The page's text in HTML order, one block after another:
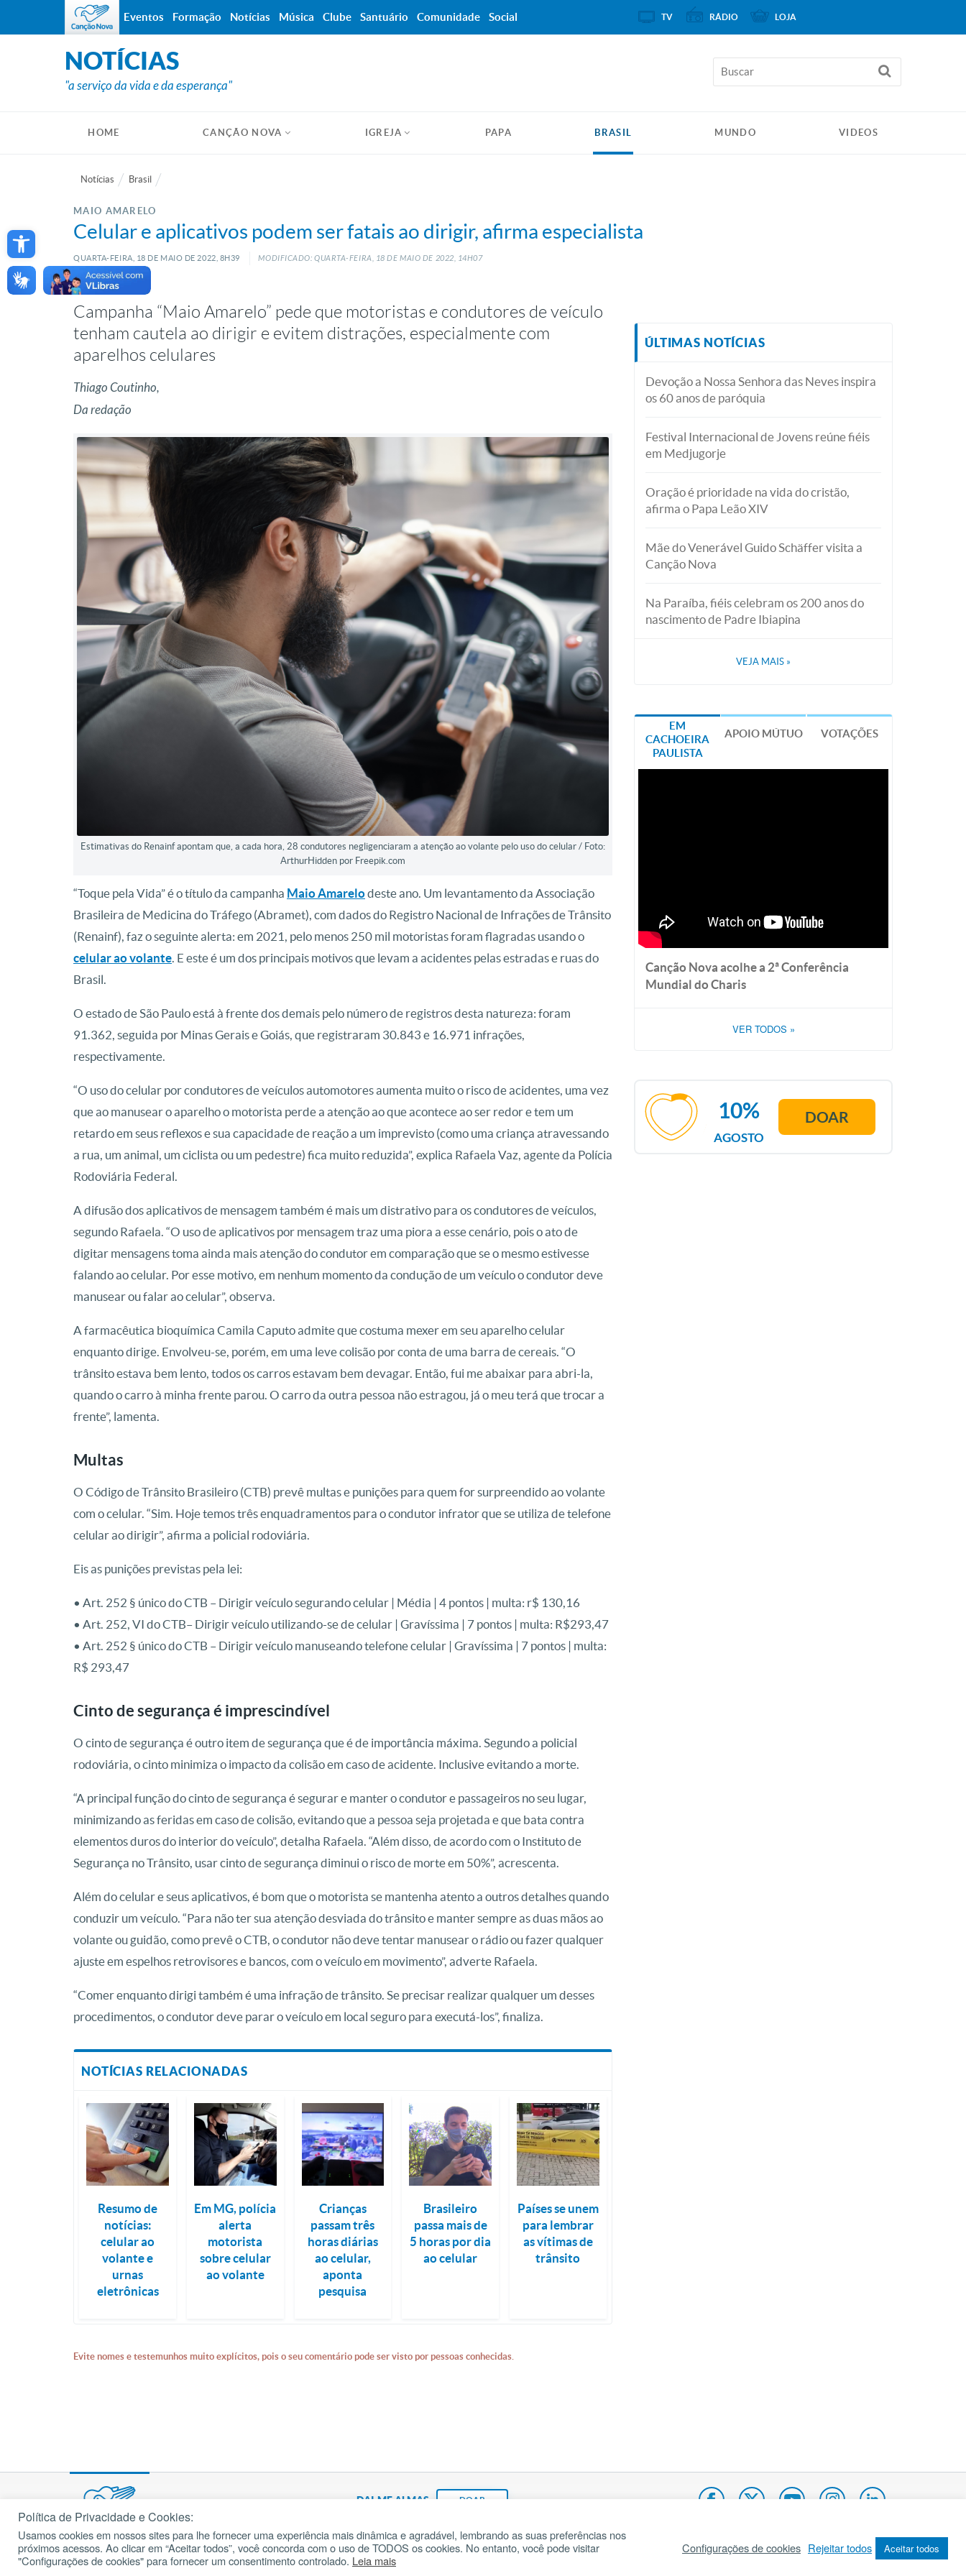
Open toolbar
NOTÍCIAS
"a serviço da vida e da esperança"
HOME CANÇÃO NOVA IGREJA PAPA BRASIL MUNDO VIDEOS
Notícias Brasil
MAIO AMARELO
Celular e aplicativos podem ser fatais ao dirigir, afirma especialista
QUARTA-FEIRA, 18 DE MAIO DE 2022, 8H39 MODIFICADO: QUARTA-FEIRA, 18 DEMAIO DE 2022, 14H07
Campanha “Maio Amarelo” pede que motoristas e condutores de veículo
tenham cautela ao dirigir e evitem distrações, especialmente com
aparelhos celulares
Thiago Coutinho,
Da redação
Estimativas do Renainf apontam que, a cada hora, 28 condutores negligenciaram a atenção ao volante pelo uso do celular / Foto:
ArthurHidden por Freepik.com
“Toque pela Vida” é o título da campanha Maio Amarelodeste ano. Um levantamento da Associação
Brasileira de Medicina do Tráfego (Abramet), com dados do Registro Nacional de Infrações de Trânsito
(Renainf), faz o seguinte alerta: em 2021, pelo menos 250 mil motoristas foram flagradas usando o
celular ao volante. E este é um dos principais motivos que levam a acidentes pelas estradas e ruas do
Brasil.
O estado de São Paulo está à frente dos demais pelo número de registros desta natureza: foram
91.362, seguida por Minas Gerais e Goiás, que registraram 30.843 e 16.971 infrações,
respectivamente.
“O uso do celular por condutores de veículos automotores aumenta muito o risco de acidentes, uma vez
que ao manusear o aparelho o motorista perde a atenção ao que acontece ao ser redor e tem um
retardo em seus reflexos e sua capacidade de reação a um imprevisto (como uma criança atravessando
a rua, um animal, um ciclista ou um pedestre) fica muito reduzida”, explica Rafaela Vaz, agente da Polícia
Rodoviária Federal.
A difusão dos aplicativos de mensagem também é mais um distrativo para os condutores de veículos,
segundo Rafaela. “O uso de aplicativos por mensagem traz uma piora a esse cenário, pois o ato de
digitar mensagens toma ainda mais atenção do condutor em comparação que se o mesmo estivesse
falando ao celular. Por esse motivo, em nenhum momento da condução de um veículo o condutor deve
manusear ou falar ao celular”, observa.
A farmacêutica bioquímica Camila Caputo admite que costuma mexer em seu aparelho celular
enquanto dirige. Envolveu-se, porém, em uma leve colisão por conta de uma barra de cereais. “O
trânsito estava bem lento, todos os carros estavam bem devagar. Então, fui me abaixar para abri-la,
quando o carro à minha frente parou. O carro da outra pessoa não estragou, já o meu terá que trocar a
frente”, lamenta.
Multas
O Código de Trânsito Brasileiro (CTB) prevê multas e punições para quem for surpreendido ao volante
com o celular. “Sim. Hoje temos três enquadramentos para o condutor infrator que se utiliza de telefone
celular ao dirigir”, afirma a policial rodoviária.
Eis as punições previstas pela lei:
• Art. 252 § único do CTB – Dirigir veículo segurando celular | Média | 4 pontos | multa: r$ 130,16
• Art. 252, VI do CTB– Dirigir veículo utilizando-se de celular | Gravíssima | 7 pontos | multa: R$293,47
• Art. 252 § único do CTB – Dirigir veículo manuseando telefone celular | Gravíssima | 7 pontos | multa:
R$ 293,47
Cinto de segurança é imprescindível
O cinto de segurança é outro item de segurança que é de importância máxima. Segundo a policial
rodoviária, o cinto minimiza o impacto da colisão em caso de acidente. Inclusive evitando a morte.
“A principal função do cinto de segurança é segurar e manter o condutor e passageiros no seu lugar,
minimizando as feridas em caso de colisão, evitando que a pessoa seja projetada e que bata contra
elementos duros do interior do veículo”, detalha Rafaela. “Além disso, de acordo com o Instituto de
Segurança no Trânsito, usar cinto de segurança diminui o risco de morte em 50%”, acrescenta.
Além do celular e seus aplicativos, é bom que o motorista se mantenha atento a outros detalhes quando
conduzir um veículo. “Para não ter sua atenção desviada do trânsito e manter sempre as duas mãos ao
volante ou guidão, como prevê o CTB, o condutor não deve tentar manusear o rádio ou fazer qualquer
ajuste em espelhos retrovisores e bancos, com o veículo em movimento”, adverte Rafaela.
“Comer enquanto dirigi também é uma infração de trânsito. Se precisar realizar qualquer um desses
procedimentos, o condutor deve parar o veículo em local seguro para executá-los”, finaliza.
NOTÍCIAS RELACIONADAS
Resumo de
notícias:
celular ao
volante e
urnas
eletrônicas
Em MG, polícia
alerta
motorista
sobre celular
ao volante
Crianças
passam três
horas diárias
ao celular,
aponta
pesquisa
Brasileiro
passa mais de
5 horas por dia
ao celular
Países se unem
para lembrar
as vítimas de
trânsito
Evite nomes e testemunhos muito explícitos, pois o seu comentário pode ser visto por pessoas conhecidas.
ÚLTIMAS NOTÍCIAS
Devoção a Nossa Senhora das Neves inspira
os 60 anos de paróquia
Festival Internacional de Jovens reúne fiéis
em Medjugorje
Oração é prioridade na vida do cristão,
afirma o Papa Leão XIV
Mãe do Venerável Guido Schäffer visita a
Canção Nova
Na Paraíba, fiéis celebram os 200 anos do
nascimento de Padre Ibiapina
VEJA MAIS »
EM
CACHOEIRA
PAULISTA
APOIO MÚTUO VOTAÇÕES
Canção Nova acolhe a 2ª Conferência
Mundial do Charis
VER TODOS »
AGOSTO
10% DOAR
Eventos Formação Notícias Música Clube Santuário Comunidade Social TV RÁDIO LOJA
DAI-ME ALMAS DOAR
Fundação João Paulo II Pedido de Oração Mapa do site Internacional
cancaonova.com© 2002 – 2026
Todos os direitos reservados.
Política de Privacidade e Cookies:
Usamos cookies em nossos sites para lhe fornecer uma experiência mais dinâmica e agradável, lembrando as suas preferências nos
próximos acessos. Ao clicar em “Aceitar todos”, você concorda com o uso de TODOS os cookies. No entanto, você pode visitar
"Configurações de cookies" para fornecer um consentimento controlado. Leia mais
Configurações de cookies Rejeitar todos Aceitar todos